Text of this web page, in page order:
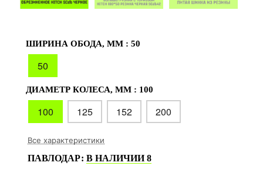
ШИРИНА ОБОДА, ММ : 50
50
ДИАМЕТР КОЛЕСА, ММ : 100
100 125 152 200
Все характеристики
ПАВЛОДАР: В НАЛИЧИИ8